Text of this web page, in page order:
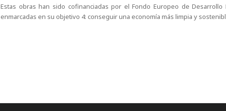
Estas obras han sido cofinanciadas por el Fondo Europeo de Desarrollo
enmarcadas en su objetivo 4: conseguir una economía más limpia y